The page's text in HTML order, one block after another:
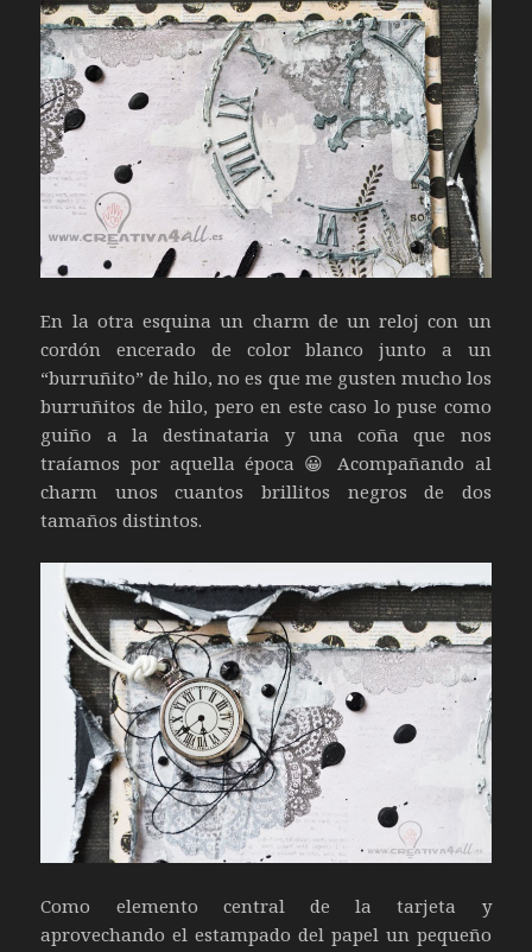
En la otra esquina un charm de un reloj con un
cordón encerado de color blanco junto a un
“burruñito” de hilo, no es que me gusten mucho los
burruñitos de hilo, pero en este caso lo puse como
guiño a la destinataria y una coña que nos
traíamos por aquella época 😀 Acompañando al
charm unos cuantos brillitos negros de dos
tamaños distintos.
Como elemento central de la tarjeta y
aprovechando el estampado del papel un pequeño